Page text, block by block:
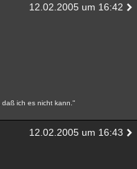
12.02.2005 um 16:42
ich es nicht kann."
12.02.2005 um 16:43